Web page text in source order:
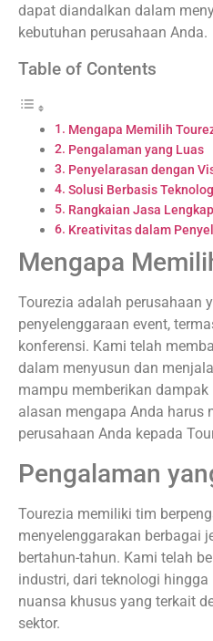
dapat diandalkan dalam
kebutuhan perusahaan Anda.
Table of Contents
Mengapa Memilih
Pengalaman yang Luas
Penyelarasan dengan
Solusi Berbasis
Rangkaian Jasa Lengkap
Kreativitas dalam
Mengapa
Tourezia adalah perusahaan
penyelenggaraan event,
konferensi. Kami telah
dalam menyusun dan
mampu memberikan
alasan mengapa Anda harus
perusahaan Anda kepada
Pengalaman
Tourezia memiliki tim
menyelenggarakan berbagai
bertahun-tahun. Kami telah
industri, dari teknologi
nuansa khusus yang terkait
sektor.